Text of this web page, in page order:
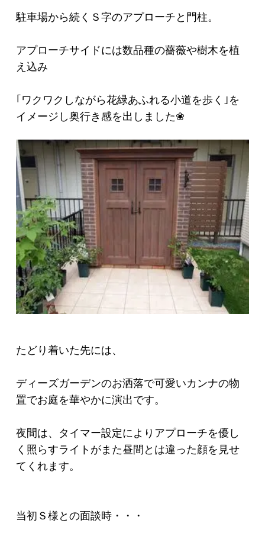
駐車場から続くＳ字のアプローチと門柱。
アプローチサイドには数品種の薔薇や樹木を植
え込み
｢ワクワクしながら花緑あふれる小道を歩く｣を
イメージし奥行き感を出しました❀
たどり着いた先には、
ディーズガーデンのお洒落で可愛いカンナの物
置でお庭を華やかに演出です。
夜間は、タイマー設定によりアプローチを優し
く照らすライトがまた昼間とは違った顔を見せ
てくれます。
当初Ｓ様との面談時・・・